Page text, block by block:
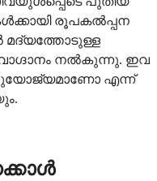
രൂപകൽപ്പന
മദ്യത്തോടുള്ള
നൽകുന്നു. ഇവ
എന്ന്